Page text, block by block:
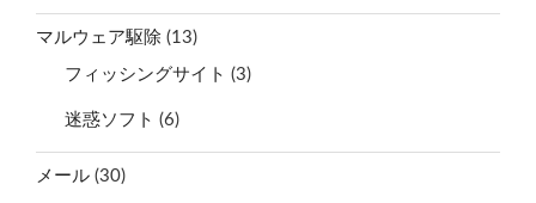
マルウェア駆除 (13)
フィッシングサイト (3)
迷惑ソフト (6)
メール (30)